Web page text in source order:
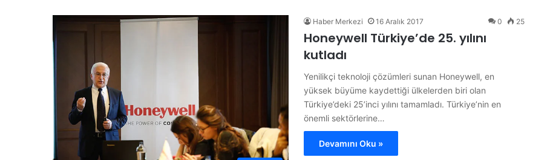
Haber Merkezi 16 Aralık 2017 0 25
Honeywell Türkiye’de 25. yılını
kutladı
Yenilikçi teknoloji çözümleri sunan Honeywell, en
yüksek büyüme kaydettiği ülkelerden biri olan
Türkiye’deki 25’inci yılını tamamladı. Türkiye’nin en
önemli sektörlerine…
Devamını Oku »